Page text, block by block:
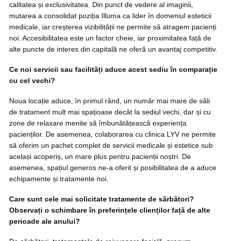
calitatea și exclusivitatea. Din punct de vedere al imaginii,
mutarea a consolidat poziția Illuma ca lider în domeniul esteticii
medicale, iar creșterea vizibilității ne permite să atragem pacienți
noi. Accesibilitatea este un factor cheie, iar proximitatea față de
alte puncte de interes din capitală ne oferă un avantaj competitiv.
Ce noi servicii sau facilități aduce acest sediu în comparație
cu cel vechi?
Noua locație aduce, în primul rând, un număr mai mare de săli
de tratament mult mai spațioase decât la sediul vechi, dar și cu
zone de relaxare menite să îmbunătățească experiența
pacienților. De asemenea, colaborarea cu clinica LYV ne permite
să oferim un pachet complet de servicii medicale și estetice sub
același acoperiș, un mare plus pentru pacienții noștri. De
asemenea, spațiul generos ne-a oferit și posibilitatea de a aduce
echipamente și tratamente noi.
Care sunt cele mai solicitate tratamente de sărbători?
Observați o schimbare în preferințele clienților față de alte
perioade ale anului?